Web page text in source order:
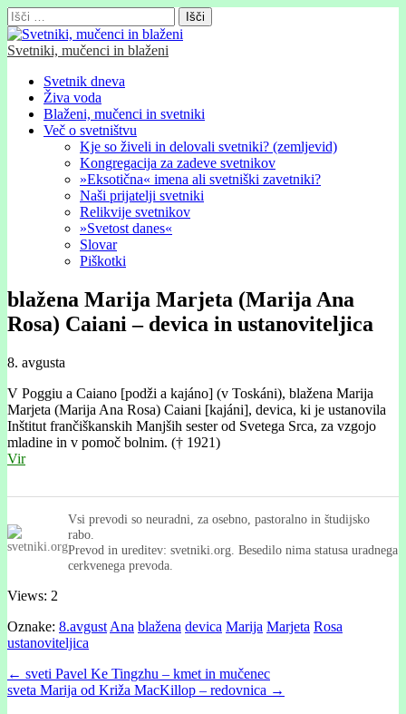
Išči:
Svetniki, mučenci in blaženi
Glavni
meni
Skip
content
Svetnik dneva
Živa voda
Blaženi, mučenci in svetniki
Več o svetništvu
Kje so živeli in delovali svetniki? (zemljevid)
Kongregacija za zadeve svetnikov
»Eksotična« imena ali svetniški zavetniki?
Naši prijatelji svetniki
Relikvije svetnikov
»Svetost danes«
Slovar
Piškotki
blažena Marija Marjeta (Marija Ana
Rosa) Caiani – devica in ustanoviteljica
8. avgusta
V Poggiu a Caiano [podži a kajáno] (v Toskáni), blažena Marija
Marjeta (Marija Ana Rosa) Caiani [kajáni], devica, ki je ustanovila
Inštitut frančiškanskih Manjših sester od Svetega Srca, za vzgojo
mladine in v pomoč bolnim. († 1921)
Vir
Vsi prevodi so neuradni, za osebno, pastoralno in študijsko
rabo.
Prevod in ureditev: svetniki.org. Besedilo nima statusa uradnega
cerkvenega prevoda.
Views: 2
Oznake: 8.avgust Ana blažena devica Marija Marjeta Rosa
ustanoviteljica
Post
navigation
← sveti Pavel Ke Tingzhu – kmet in mučenec
sveta Marija od Križa MacKillop – redovnica →